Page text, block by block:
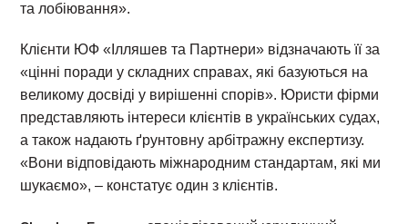
та лобіювання».
Клієнти ЮФ «Ілляшев та Партнери» відзначають її за
«цінні поради у складних справах, які базуються на
великому досвіді у вирішенні спорів». Юристи фірми
представляють інтереси клієнтів в українських судах,
а також надають ґрунтовну арбітражну експертизу.
«Вони відповідають міжнародним стандартам, які ми
шукаємо», – констатує один з клієнтів.